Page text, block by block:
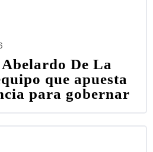
De La
que apuesta
para gobernar